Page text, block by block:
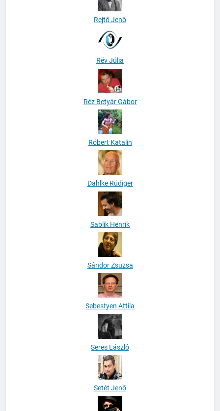
Rév Júlia
Réz Betyár Gábor
Róbert Katalin
Dahlke Rüdiger
Sablik Henrik
Sándor Zsuzsa
Sebestyen Attila
Seres László
Setét Jenő